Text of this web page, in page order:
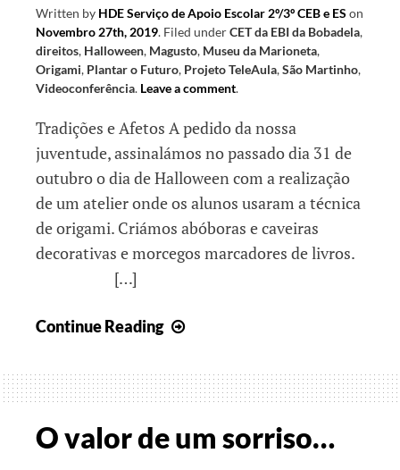
Written by HDE Serviço de Apoio Escolar 2º/3º CEB e ES on
Novembro 27th, 2019. Filed underCET da EBI da Bobadela,
direitos, Halloween, Magusto, Museu da Marioneta,
Origami, Plantar o Futuro, Projeto TeleAula,São Martinho,
Videoconferência. Leave a comment.
Tradições e Afetos A pedido da nossa
juventude, assinalámos no passado dia 31 de
outubro o dia de Halloween com a realização
de um atelier onde os alunos usaram a técnica
de origami. Criámos abóboras e caveiras
decorativas e morcegos marcadores de livros.
[…]
Continue Reading
ser
Criança
O valor de um sorriso…